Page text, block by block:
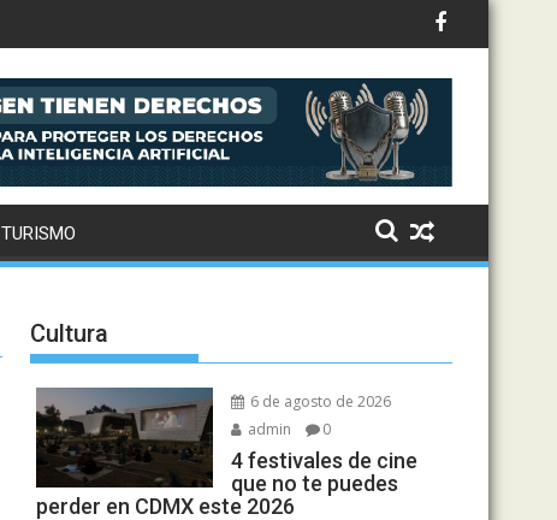
TURISMO
Cultura
6 de agosto de 2026
admin
0
4 festivales de cine
que no te puedes
perder en CDMX este 2026